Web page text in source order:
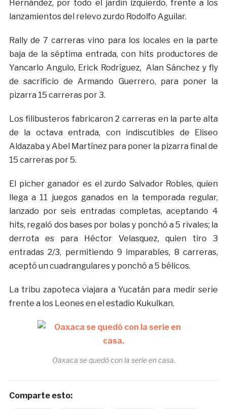
Hernández, por todo el jardín izquierdo, frente a los
lanzamientos del relevo zurdo Rodolfo Aguilar.
Rally de 7 carreras vino para los locales en la parte
baja de la séptima entrada, con hits productores de
Yancarlo Angulo, Erick Rodríguez, Alan Sánchez y fly
de sacrificio de Armando Guerrero, para poner la
pizarra 15 carreras por 3.
Los filibusteros fabricaron 2 carreras en la parte alta
de la octava entrada, con indiscutibles de Eliseo
Aldazaba y Abel Martínez para poner la pizarra final de
15 carreras por 5.
El picher ganador es el zurdo Salvador Robles, quien
llega a 11 juegos ganados en la temporada regular,
lanzado por seis entradas completas, aceptando 4
hits, regaló dos bases por bolas y ponchó a 5 rivales; la
derrota es para Héctor Velasquez, quien tiro 3
entradas 2/3, permitiendo 9 imparables, 8 carreras,
aceptó un cuadrangulares y ponchó a 5 bélicos.
La tribu zapoteca viajara a Yucatán para medir serie
frente a los Leones en el estadio Kukulkan.
Oaxaca se quedó con la serie en casa.
Comparte esto: